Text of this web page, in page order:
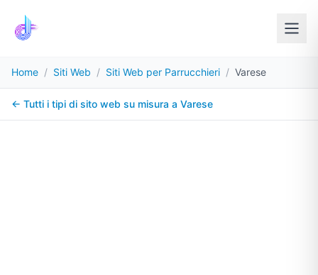
Home / Siti Web / Siti Web per Parrucchieri / Varese
← Tutti i tipi di sito web su misura a Varese